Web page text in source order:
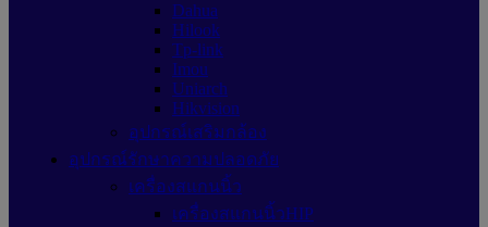
Dahua
Hilook
Tp-link
Imou
Uniarch
Hikvision
อุปกรณ์เสริมกล้อง
อุปกรณ์รักษาความปลอดภัย
เครื่องสแกนนิ้ว
เครื่องสแกนนิ้วHIP